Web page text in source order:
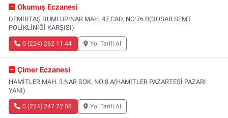
Okumuş Eczanesi
DEMİRTAŞ DUMLUPINAR MAH. 47.CAD. NO:76 B(DOSAB SEMT
POLİKLİNİĞİ KARŞISI)
0 (224) 262 11 44 Yol Tarifi Al
Çimer Eczanesi
HAMİTLER MAH. 3.NAR SOK. NO:8 A(HAMİTLER PAZARTESİ PAZARI
YANI)
0 (224) 247 72 58 Yol Tarifi Al